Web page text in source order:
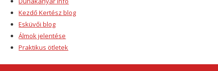
Kezdő Kertész blog
Esküvői blog
Álmok jelentése
Praktikus ötletek